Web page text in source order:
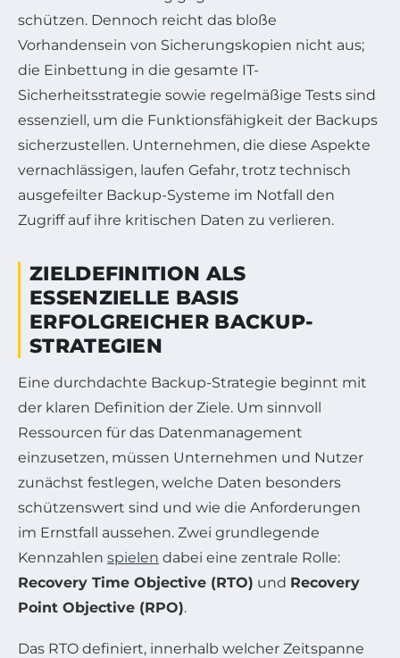
schützen. Dennoch reicht das bloße
Vorhandensein von Sicherungskopien nicht aus;
die Einbettung in die gesamte IT-
Sicherheitsstrategie sowie regelmäßige Tests sind
essenziell, um die Funktionsfähigkeit der Backups
sicherzustellen. Unternehmen, die diese Aspekte
vernachlässigen, laufen Gefahr, trotz technisch
ausgefeilter Backup-Systeme im Notfall den
Zugriff auf ihre kritischen Daten zu verlieren.
ZIELDEFINITION ALS
ESSENZIELLE BASIS
ERFOLGREICHER BACKUP-
STRATEGIEN
Eine durchdachte Backup-Strategie beginnt mit
der klaren Definition der Ziele. Um sinnvoll
Ressourcen für das Datenmanagement
einzusetzen, müssen Unternehmen und Nutzer
zunächst festlegen, welche Daten besonders
schützenswert sind und wie die Anforderungen
im Ernstfall aussehen. Zwei grundlegende
Kennzahlen spielen dabei eine zentrale Rolle:
Recovery Time Objective (RTO) und Recovery
Point Objective (RPO).
Das RTO definiert, innerhalb welcher Zeitspanne